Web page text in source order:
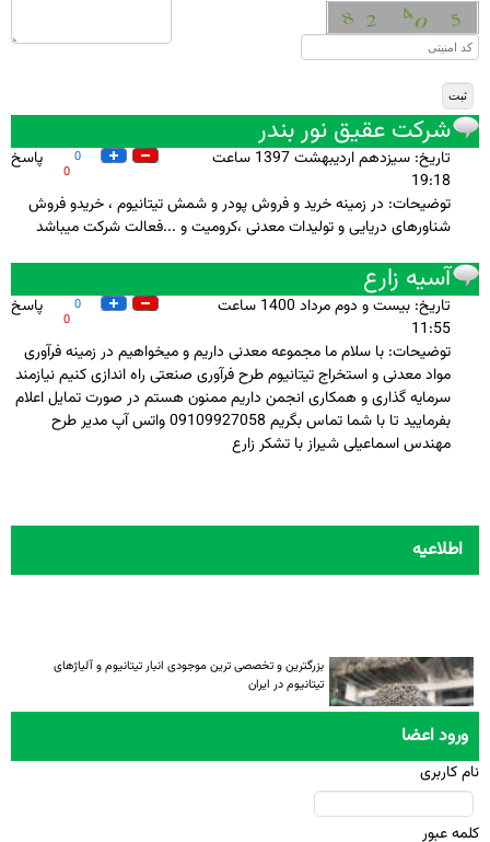
شرکت عقیق نور بندر
تاريخ: سيزدهم ارديبهشت 1397 ساعت
19:18
پاسخ
0
0
توضيحات: در زمینه خرید و فروش پودر و شمش تیتانیوم ، خریدو فروش
شناورهای دریایی و تولیدات معدنی ،کرومیت و ...فعالت شرکت میباشد
آسیه زارع
تاريخ: بيست و دوم مرداد 1400 ساعت
11:55
پاسخ
0
0
توضيحات: با سلام ما مجموعه معدنی داریم و میخواهیم در زمینه فرآوری
مواد معدنی و استخراج تیتانیوم طرح فرآوری صنعتی راه اندازی کنیم نیازمند
سرمایه گذاری و همکاری انجمن داریم ممنون هستم در صورت تمایل اعلام
بفرمایید تا با شما تماس بگریم 09109927058 واتس آپ مدیر طرح
مهندس اسماعیلی شیراز با تشکر زارع
اطلاعیه
بزرگترین و تخصصی ترین موجودی انبار تیتانیوم و آلیاژهای
تیتانیوم در ایران
ورود اعضا
نام کاربری
کلمه عبور